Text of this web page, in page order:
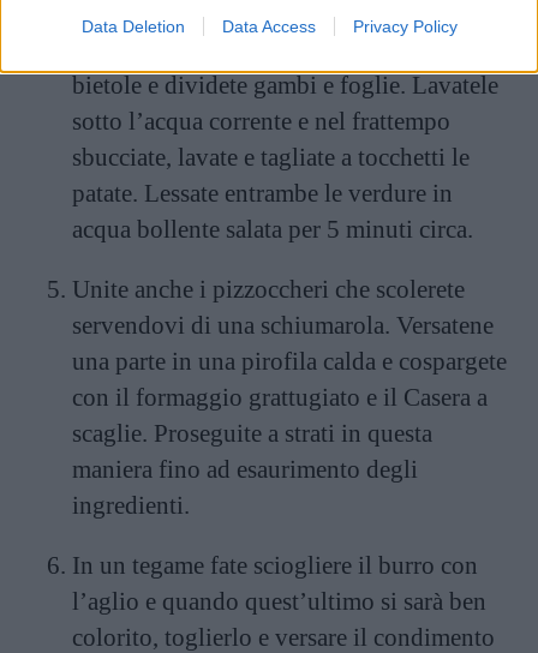
Data Deletion Data Access Privacy Policy
bietole e dividete gambi e foglie. Lavatele
sotto l’acqua corrente e nel frattempo
sbucciate, lavate e tagliate a tocchetti le
patate. Lessate entrambe le verdure in
acqua bollente salata per 5 minuti circa.
Unite anche i pizzoccheri che scolerete
servendovi di una schiumarola. Versatene
una parte in una pirofila calda e cospargete
con il formaggio grattugiato e il Casera a
scaglie. Proseguite a strati in questa
maniera fino ad esaurimento degli
ingredienti.
In un tegame fate sciogliere il burro con
l’aglio e quando quest’ultimo si sarà ben
colorito, toglierlo e versare il condimento